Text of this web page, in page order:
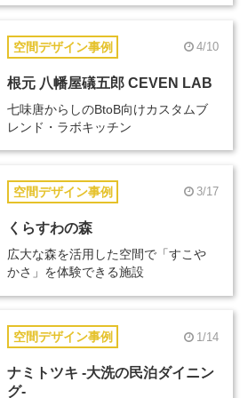
空間デザイン事例 4/10
根元 八幡屋礒五郎 CEVEN LAB
七味唐からしのBtoB向けカスタムブ
レンド・ラボキッチン
空間デザイン事例 3/17
くらすわの森
広大な森を活用した空間で「すこや
かさ」を体験できる施設
空間デザイン事例 1/14
ナミトツキ -大洗の民泊ダイニン
グ-